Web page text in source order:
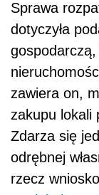
Sprawa
dotyczyła
zawiera on,
zakupu lokali
Zdarza się
odrębnej
rzecz